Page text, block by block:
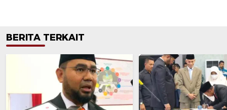
BERITA TERKAIT